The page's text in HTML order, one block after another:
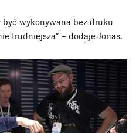
być wykonywana bez druku
trudniejsza” – dodaje Jonas.